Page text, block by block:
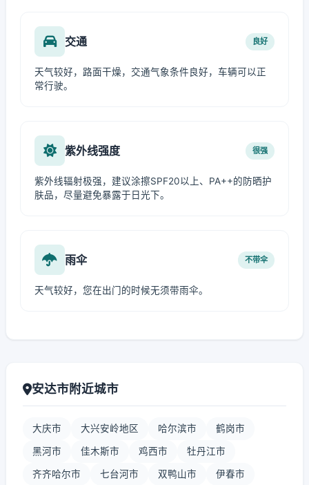
交通 良好
天气较好，路面干燥，交通气象条件良好，车辆可以正
常行驶。
紫外线强度 很强
紫外线辐射极强，建议涂擦SPF20以上、PA++的防晒护
肤品，尽量避免暴露于日光下。
雨伞 不带伞
天气较好，您在出门的时候无须带雨伞。
安达市附近城市
大庆市 大兴安岭地区 哈尔滨市 鹤岗市
黑河市 佳木斯市 鸡西市 牡丹江市
齐齐哈尔市 七台河市 双鸭山市 伊春市